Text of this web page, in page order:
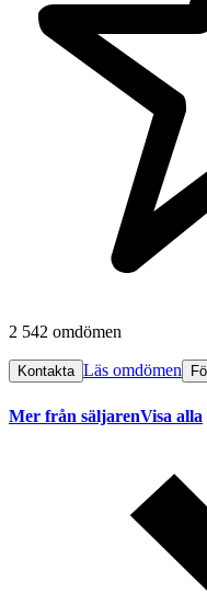
2 542 omdömen
Kontakta Läs omdömen
Mer från säljarenVisa alla